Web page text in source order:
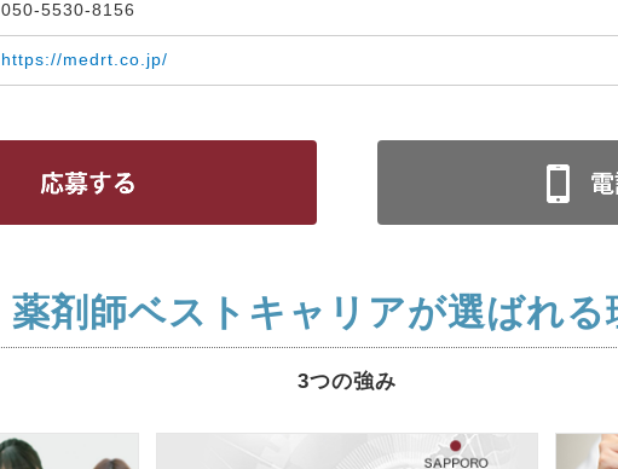
050-5530-8156
https://medrt.co.jp/
薬剤師ベストキャリアが選ばれる
3つの強み